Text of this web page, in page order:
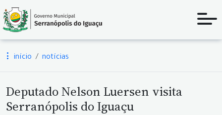
início notícias
Deputado Nelson Luersen visita
Serranópolis do Iguaçu